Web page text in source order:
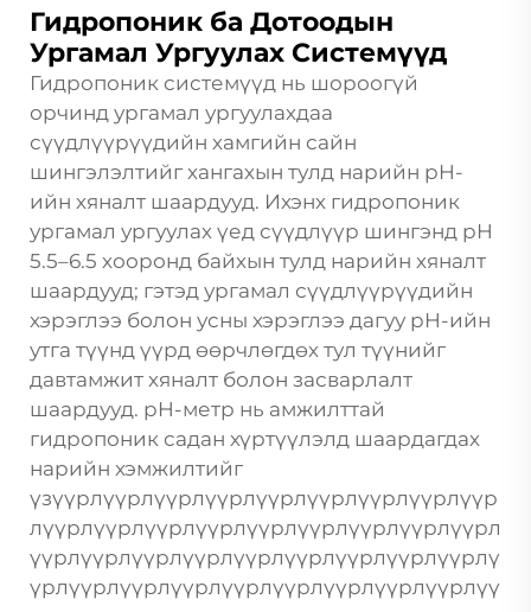
Гидропоник ба Дотоодын
Ургамал Ургуулах Системүүд
Гидропоник системүүд нь шороогүй
орчинд ургамал ургуулахдаа
сүүдлүүрүүдийн хамгийн сайн
шингэлэлтийг хангахын тулд нарийн pH-
ийн хяналт шаардууд. Ихэнх гидропоник
ургамал ургуулах үед сүүдлүүр шингэнд pH
5.5–6.5 хооронд байхын тулд нарийн хяналт
шаардууд; гэтэд ургамал сүүдлүүрүүдийн
хэрэглээ болон усны хэрэглээ дагуу pH-ийн
утга түүнд үүрд өөрчлөгдөх тул түүнийг
давтамжит хяналт болон засварлалт
шаардууд. pH-метр нь амжилттай
гидропоник садан хүртүүлэлд шаардагдах
нарийн хэмжилтийг
үзүүрлүүрлүүрлүүрлүүрлүүрлүүрлүүрлүүр
лүүрлүүрлүүрлүүрлүүрлүүрлүүрлүүрлүүрл
үүрлүүрлүүрлүүрлүүрлүүрлүүрлүүрлүүрлү
үрлүүрлүүрлүүрлүүрлүүрлүүрлүүрлүүрлүү